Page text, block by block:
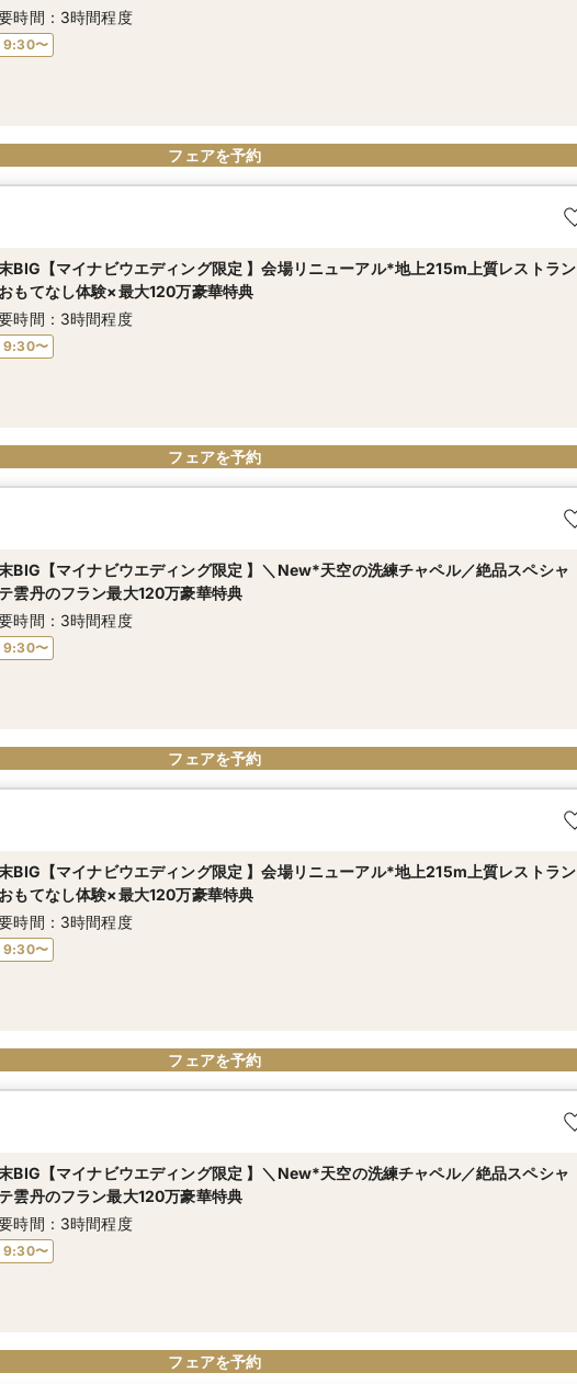
時間：3時間程度
9:30〜
フェアを予約
BIG【マイナビウエディング限定 】会場リニューアル*地上215m上質レストラン
もてなし体験×最大120万豪華特典
時間：3時間程度
9:30〜
フェアを予約
BIG【マイナビウエディング限定 】＼New*天空の洗練チャペル／絶品スペシャ
雲丹のフラン最大120万豪華特典
時間：3時間程度
9:30〜
フェアを予約
BIG【マイナビウエディング限定 】会場リニューアル*地上215m上質レストラン
もてなし体験×最大120万豪華特典
時間：3時間程度
9:30〜
フェアを予約
BIG【マイナビウエディング限定 】＼New*天空の洗練チャペル／絶品スペシャ
雲丹のフラン最大120万豪華特典
時間：3時間程度
9:30〜
フェアを予約